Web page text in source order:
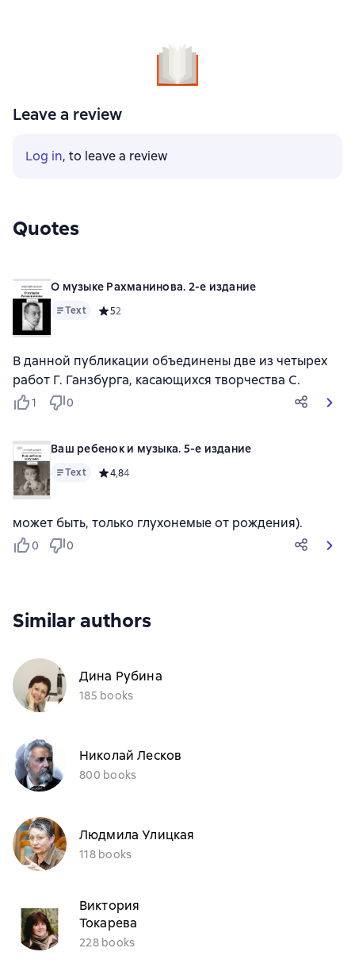
Leave a review
Log in, to leave a review
Quotes
О музыке Рахманинова. 2-е издание
Text Средний рейтинг 5 на основе 2 оценок
52
В данной публикации объединены две из четырех
работ Г. Ганзбурга, касающихся творчества С.
1 0
Ваш ребенок и музыка. 5-е издание
Text Средний рейтинг 4,8 на основе 4 оценок
4,84
может быть, только глухонемые от рождения).
0 0
Similar authors
Дина Рубина
185 books
Николай Лесков
800 books
Людмила Улицкая
118 books
Виктория
Токарева
228 books